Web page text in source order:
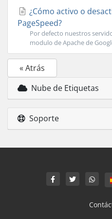
¿Cómo activo o
PageSpeed?
Por defecto nuestros
modulo de Apache de
« Atrás
Nube de Etiquetas
Soporte